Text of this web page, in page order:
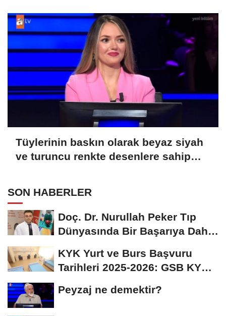
Guniess Dünya Rekorlarına girmiştir?
Tüylerinin baskın olarak beyaz siyah
ve turuncu renkte desenlere sahip
adlandırılan kedilerle alakalı hangi
bilgi doğrudur?
SON HABERLER
Doç. Dr. Nurullah Peker Tıp
Dünyasında Bir Başarıya Daha
KYK Yurt ve Burs Başvuru
Tarihleri 2025-2026: GSB KYK
Peyzaj ne demektir?